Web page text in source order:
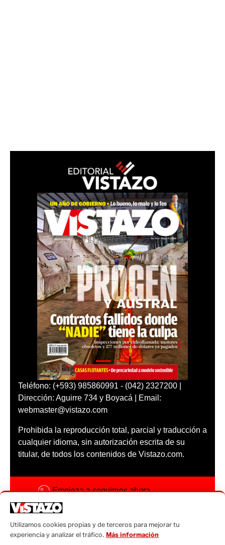
Teléfono: (+593) 985860991 - (042) 2327200 |
Dirección: Aguirre 734 y Boyacá | Email:
webmaster@vistazo.com
Prohibida la reproducción total, parcial y traducción a
cualquier idioma, sin autorización escrita de su
titular, de todos los contenidos de Vistazo.com.
Empieza a seguirnos ahora
Código ética
Utilizamos cookies propias y de terceros para mejorar tu
experiencia y analizar el tráfico. Más información